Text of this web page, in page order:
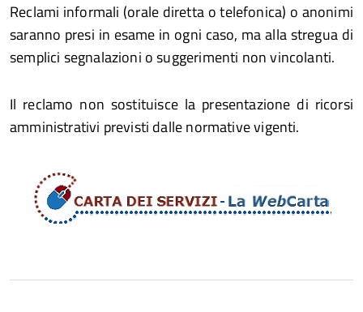
Reclami informali (orale diretta o telefonica) o anonimi
saranno presi in esame in ogni caso, ma alla stregua di
semplici segnalazioni o suggerimenti non vincolanti.
Il reclamo non sostituisce la presentazione di ricorsi
amministrativi previsti dalle normative vigenti.